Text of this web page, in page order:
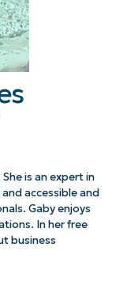
is an expert in
accessible and
Gaby enjoys
In her free
business